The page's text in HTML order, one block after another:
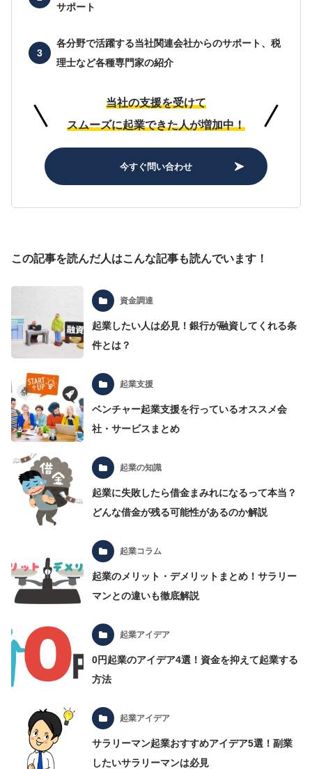
サポート
各分野で活躍する当社関連会社からのサポート、 税
理士など各種専門家の紹介
当社の支援を受けて
スムーズに起業できた人が増加中！
今すぐ問い合わせ
この記事を読んだ人はこんな記事も読んでいます！
資金調達
起業したい人は必見！銀行が融資してくれる条
件とは？
起業支援
ベンチャー起業支援を行っているオススメ会
社・サービスまとめ
起業の知識
起業に失敗したら借金まみれになるって本当？
どんな借金が残る可能性があるのか解説
起業コラム
起業のメリット・デメリットまとめ！サラリー
マンとの違いも徹底解説
起業アイデア
0円起業のアイデア4選！資金を抑えて起業する
方法
起業アイデア
サラリーマン起業おすすめアイデア5選！副業
したいサラリーマンは必見